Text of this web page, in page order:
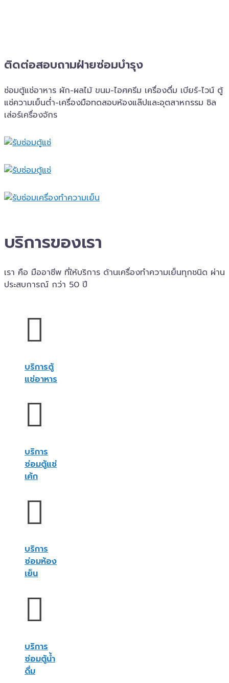
ติดต่อสอบถาม​ฝ่ายซ่อมบำรุง
ซ่อมตู้แช่อาหาร ผัก-ผลไม้ ขนม-ไอศครีม เครื่องดื่ม เบียร์-ไวน์ ตู้
แช่ความเย็นต่ำ-เครื่องมือทดสอบห้องแล๊ปและอุตสาหกรรม ชิล
เล่อร์เครื่อง​จักร
บริการของเรา
เรา คือ มืออาชีพ ที่ให้บริการ ด้านเครื่องทำความเย็นทุกชนิด ผ่าน
ประสบการณ์ กว่า 50 ปี
บริการตู้
แช่อาหาร
บริการ
ซ่อมตู้แช่
เค้ก
บริการ
ซ่อมห้อง
เย็น
บริการ
ซ่อมตู้น้ำ
ดื่ม